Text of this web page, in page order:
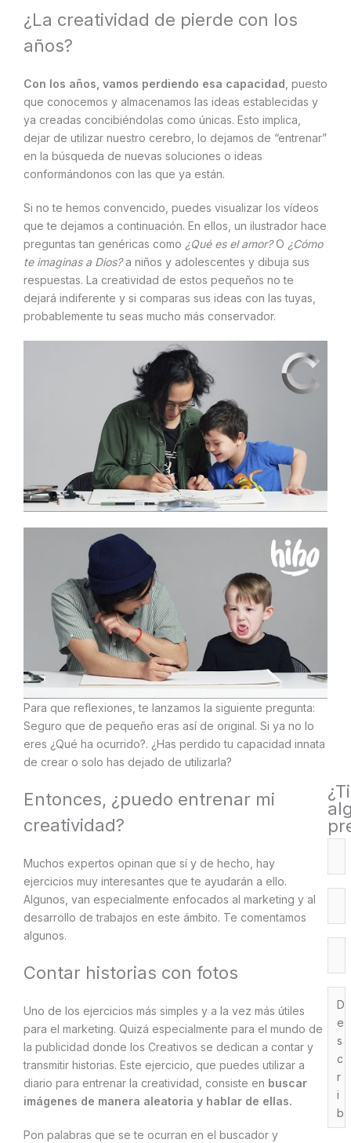
¿La creatividad de pierde con los
años?
Con los años, vamos perdiendo esa capacidad , puesto
que conocemos y almacenamos las ideas establecidas y
ya creadas concibiéndolas como únicas. Esto implica,
dejar de utilizar nuestro cerebro, lo dejamos de “entrenar”
en la búsqueda de nuevas soluciones o ideas
conformándonos con las que ya están.
Si no te hemos convencido, puedes visualizar los vídeos
que te dejamos a continuación. En ellos, un ilustrador hace
preguntas tan genéricas como ¿Qué es el amor?O ¿Cómo
te imaginas a Dios?a niños y adolescentes y dibuja sus
respuestas. La creatividad de estos pequeños no te
dejará indiferente y si comparas sus ideas con las tuyas,
probablemente tu seas mucho más conservador.
Para que reflexiones, te lanzamos la siguiente pregunta:
Seguro que de pequeño eras así de original. Si ya no lo
eres ¿Qué ha ocurrido?. ¿Has perdido tu capacidad innata
de crear o solo has dejado de utilizarla?
Entonces, ¿puedo entrenar mi
creatividad?
Muchos expertos opinan que sí y de hecho, hay
ejercicios muy interesantes que te ayudarán a ello.
Algunos, van especialmente enfocados al marketing y al
desarrollo de trabajos en este ámbito. Te comentamos
algunos.
Contar historias con fotos
Uno de los ejercicios más simples y a la vez más útiles
para el marketing. Quizá especialmente para el mundo de
la publicidad donde los Creativos se dedican a contar y
transmitir historias. Este ejercicio, que puedes utilizar a
diario para entrenar la creatividad, consiste en buscar
imágenes de manera aleatoria y hablar de ellas.
Pon palabras que se te ocurran en el buscador y